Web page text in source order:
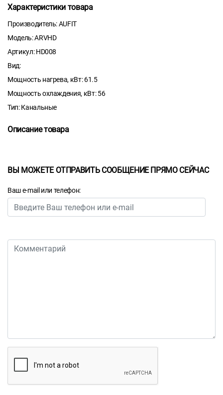
Характеристики товара
Производитель: AUFIT
Модель: ARVHD
Артикул: HD008
Вид:
Мощность нагрева, кВт: 61.5
Мощность охлаждения, кВт: 56
Тип: Канальные
Описание товара
ВЫ МОЖЕТЕ ОТПРАВИТЬ СООБЩЕНИЕ ПРЯМО СЕЙЧАС
Ваш e-mail или телефон: